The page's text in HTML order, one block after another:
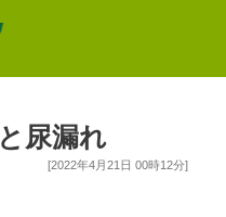
尿漏れ
[2022年4月21日 00時12分]